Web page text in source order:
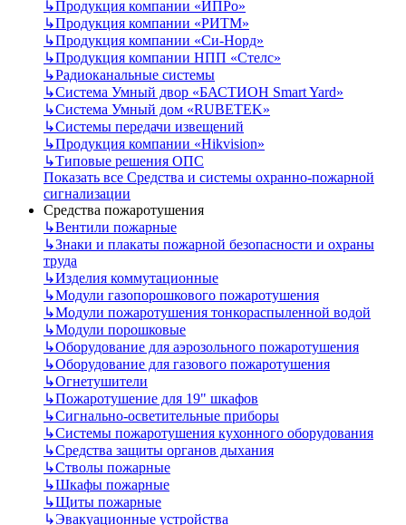
↳Продукция компании «ИПРо»
↳Продукция компании «РИТМ»
↳Продукция компании «Си-Норд»
↳Продукция компании НПП «Стелс»
↳Радиоканальные системы
↳Система Умный двор «БАСТИОН Smart Yard»
↳Система Умный дом «RUBETEK»
↳Системы передачи извещений
↳Продукция компании «Hikvision»
↳Типовые решения ОПС
Показать все Средства и системы охранно-пожарной
сигнализации
Средства пожаротушения
↳Вентили пожарные
↳Знаки и плакаты пожарной безопасности и охраны
труда
↳Изделия коммутационные
↳Модули газопорошкового пожаротушения
↳Модули пожаротушения тонкораспыленной водой
↳Модули порошковые
↳Оборудование для аэрозольного пожаротушения
↳Оборудование для газового пожаротушения
↳Огнетушители
↳Пожаротушение для 19" шкафов
↳Сигнально-осветительные приборы
↳Системы пожаротушения кухонного оборудования
↳Средства защиты органов дыхания
↳Стволы пожарные
↳Шкафы пожарные
↳Щиты пожарные
↳Эвакуационные устройства